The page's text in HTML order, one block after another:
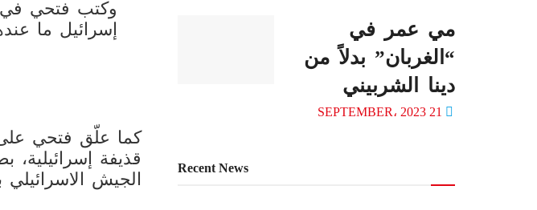
وكتب فتحي في
إسرائيل ما
كما علّق فتحي على
قذيفة
الجيش
مي عمر في
“الغربان” بدلاً من
دينا الشربيني
Recent News